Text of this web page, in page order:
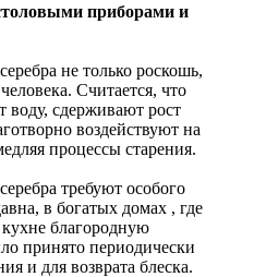
приборами и
не только роскошь,
Считается, что
воду, сдерживают рост
воздействуют на
процессы старения.
требуют особого
в богатых домах , где
благородную
принято периодически
и для возврата блеска.